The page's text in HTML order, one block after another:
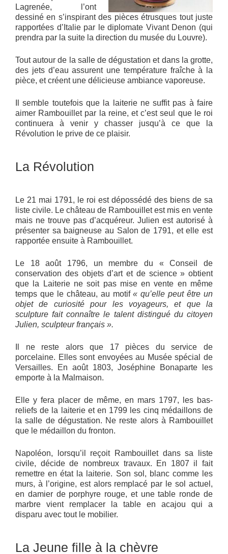
Lagrenée, l’ont
dessiné en s’inspirant des pièces étrusques tout juste
rapportées d’Italie par le diplomate Vivant Denon (qui
prendra par la suite la direction du musée du Louvre).
Tout autour de la salle de dégustation et dans la grotte,
des jets d’eau assurent une température fraîche à la
pièce, et créent une délicieuse ambiance vaporeuse.
Il semble toutefois que la laiterie ne suffit pas à faire
aimer Rambouillet par la reine, et c’est seul que le roi
continuera à venir y chasser jusqu’à ce que la
Révolution le prive de ce plaisir.
La Révolution
Le 21 mai 1791, le roi est dépossédé des biens de sa
liste civile. Le château de Rambouillet est mis en vente
mais ne trouve pas d’acquéreur. Julien est autorisé à
présenter sa baigneuse au Salon de 1791, et elle est
rapportée ensuite à Rambouillet.
Le 18 août 1796, un membre du « Conseil de
conservation des objets d’art et de science » obtient
que la Laiterie ne soit pas mise en vente en même
temps que le château, au motif« qu’elle peut être un
objet de curiosité pour les voyageurs, et que la
sculpture fait connaître le talent distingué du citoyen
Julien, sculpteur français ».
Il ne reste alors que 17 pièces du service de
porcelaine. Elles sont envoyées au Musée spécial de
Versailles. En août 1803, Joséphine Bonaparte les
emporte à la Malmaison.
Elle y fera placer de même, en mars 1797, les bas-
reliefs de la laiterie et en 1799 les cinq médaillons de
la salle de dégustation. Ne reste alors à Rambouillet
que le médaillon du fronton.
Napoléon, lorsqu’il reçoit Rambouillet dans sa liste
civile, décide de nombreux travaux. En 1807 il fait
remettre en état la laiterie. Son sol, blanc comme les
murs, à l’origine, est alors remplacé par le sol actuel,
en damier de porphyre rouge, et une table ronde de
marbre vient remplacer la table en acajou qui a
disparu avec tout le mobilier.
La Jeune fille à la chèvre